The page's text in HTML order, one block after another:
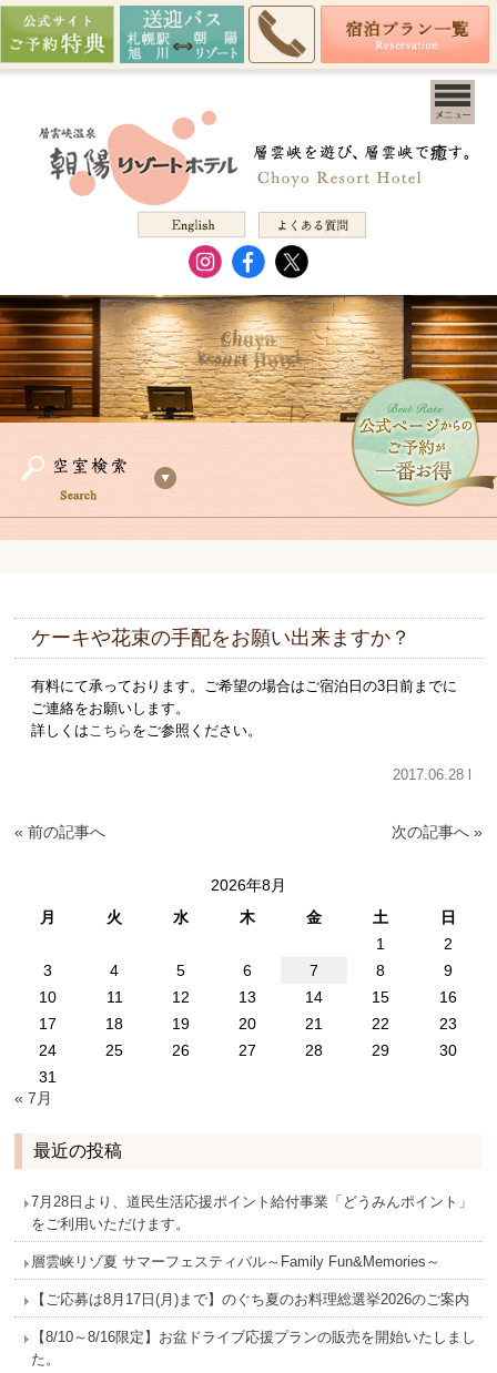
ケーキや花束の手配をお願い出来ますか？
有料にて承っております。ご希望の場合はご宿泊日の3日前までに
ご連絡をお願いします。
詳しくはこちら をご参照ください。
2017.06.28 l
« 前の記事へ 次の記事へ »
2026年8月
月
火 水 木 金 土
日
1
2
3
4 5 6 7 8
9
10
11 12 13 14 15
16
17
18 19 20 21 22
23
24
25 26 27 28 29
30
31
« 7月
最近の投稿
7月28日より、道民生活応援ポイント給付事業「どうみんポイント」
をご利用いただけます。
層雲峡リゾ夏 サマーフェスティバル～Family Fun&Memories～
【ご応募は8月17日(月)まで】のぐち夏のお料理総選挙2026のご案内
【8/10～8/16限定】お盆ドライブ応援プランの販売を開始いたしまし
た。